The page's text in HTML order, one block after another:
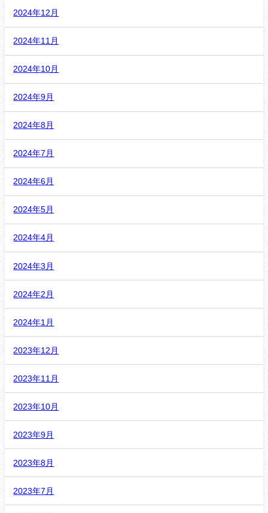
2024年12月
2024年11月
2024年10月
2024年9月
2024年8月
2024年7月
2024年6月
2024年5月
2024年4月
2024年3月
2024年2月
2024年1月
2023年12月
2023年11月
2023年10月
2023年9月
2023年8月
2023年7月